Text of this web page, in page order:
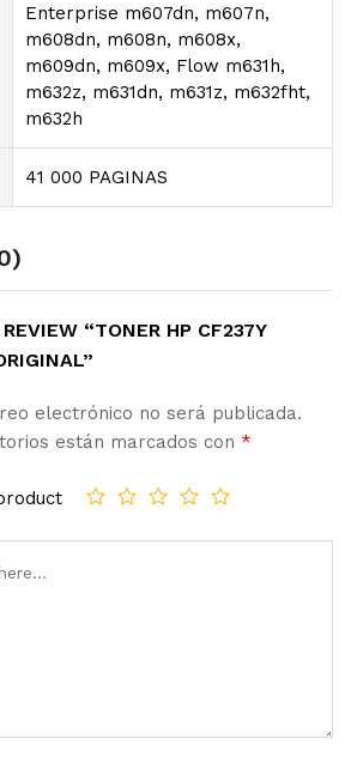
Enterprise m607dn, m607n,
m608dn, m608n, m608x,
m609dn, m609x, Flow m631h,
m632z, m631dn, m631z, m632fht,
m632h
41 000 PAGINAS
“TONER HP CF237Y
electrónico no será publicada.
están marcados con *